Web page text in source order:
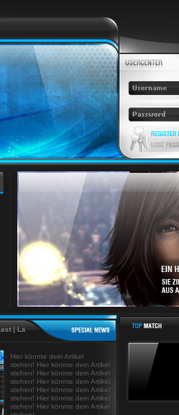
Last News Last News Last News Last News Last
Hier könnte dein Artikel
stehen! Hier könnte dein Artikel
stehen! Hier könnte dein Artikel
stehen! Hier könnte dein Artikel
stehen! Hier könnte dein Artikel
stehen! Hier könnte dein Artikel
stehen! Hier könnte dein Artikel